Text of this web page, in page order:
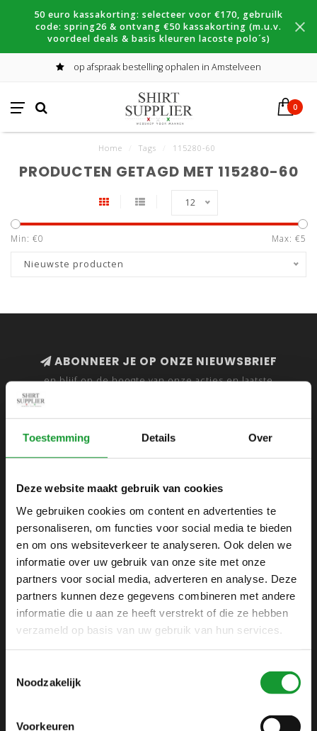
Toestemming Details Over
Deze website maakt gebruik van cookies
We gebruiken cookies om content en advertenties te
personaliseren, om functies voor social media te bieden
en om ons websiteverkeer te analyseren. Ook delen we
informatie over uw gebruik van onze site met onze
partners voor social media, adverteren en analyse. Deze
partners kunnen deze gegevens combineren met andere
informatie die u aan ze heeft verstrekt of die ze hebben
verzameld op basis van uw gebruik van hun services.
Noodzakelijk
Voorkeuren
50 euro kassakorting: selecteer voor €170, gebruilk
code: spring26 & ontvang €50 kassakorting (m.u.v.
voordeel deals & basis kleuren lacoste polo´s)
op afspraak bestelling ophalen in Amstelveen
0
Home Tags 115280-60
PRODUCTEN GETAGD MET 115280-60
12
Min: €0 Max: €5
Nieuwste producten
ABONNEER JE OP ONZE NIEUWSBRIEF
en blijf op de hoogte van onze acties en laatste
SHIRTSUPPLIER.NL
Webshop voor mannen
Zijlijnstraat 24
1433 DC
+31 6 42 52 32 80
+31 6 42 52 32 80